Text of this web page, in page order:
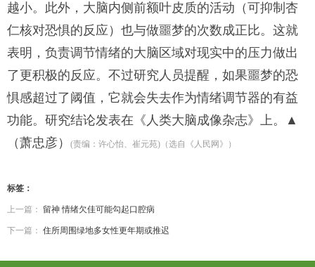
越小。此外，大脑内侧前额叶皮质的活动（可抑制杏
仁核对恐惧的反应）也与做噩梦的次数成正比。这就
表明，负责调节情绪的大脑区域对现实中的压力做出
了更积极的反应。不过研究人员提醒，如果噩梦的恐
惧感超过了阈值，它就会失去作为情绪调节器的有益
功能。研究结论发表在《人类大脑成像杂志》上。▲
（萧忠彦）
(责编：许心怡、崔元苑)（选自《人民网》）
标签：
上一篇： 留神 情绪欠佳可能勾起口腔病
下一篇： 住所周围绿地多女性更年期或推迟